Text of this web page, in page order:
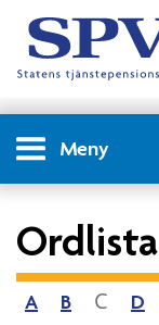
Meny
Ordlista
A B C D